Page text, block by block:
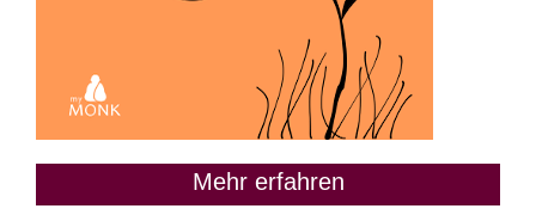
Mehr erfahren